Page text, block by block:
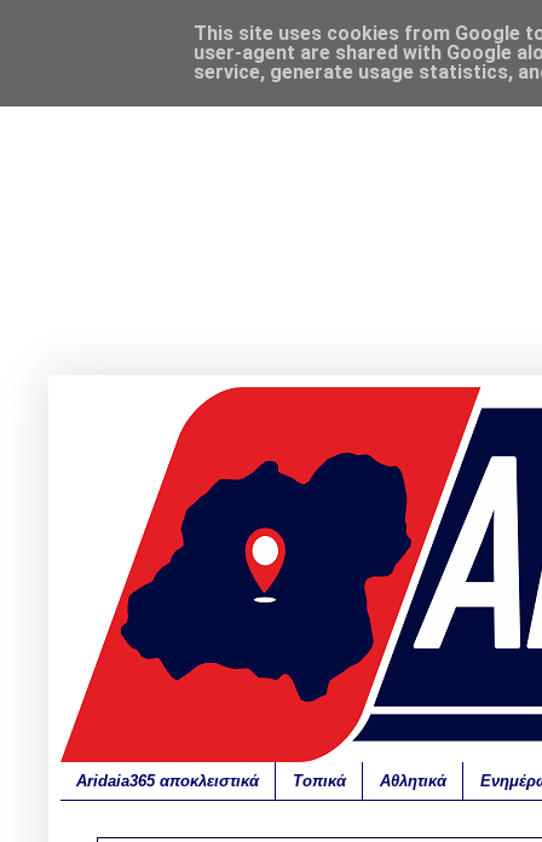
Aridaia365 αποκλειστικά Τοπικά Αθλητικά
This site uses cookies from Google
user-agent are shared with Google
service, generate usage statistics,